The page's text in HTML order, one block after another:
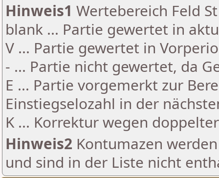
Hinweis1 Wertebereich Feld
blank ... Partie gewertet in
V ... Partie gewertet in
- ... Partie nicht gewertet, da
E ... Partie vorgemerkt zur
Einstiegselozahl in der
K ... Korrektur wegen
Hinweis2 Kontumazen
und sind in der Liste nicht